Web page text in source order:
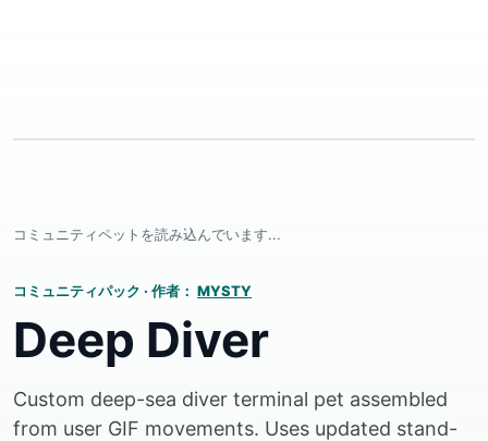
コミュニティペットを読み込んでいます...
コミュニティパック · 作者： MYSTY
Deep Diver
Custom deep-sea diver terminal pet assembled
from user GIF movements. Uses updated stand-